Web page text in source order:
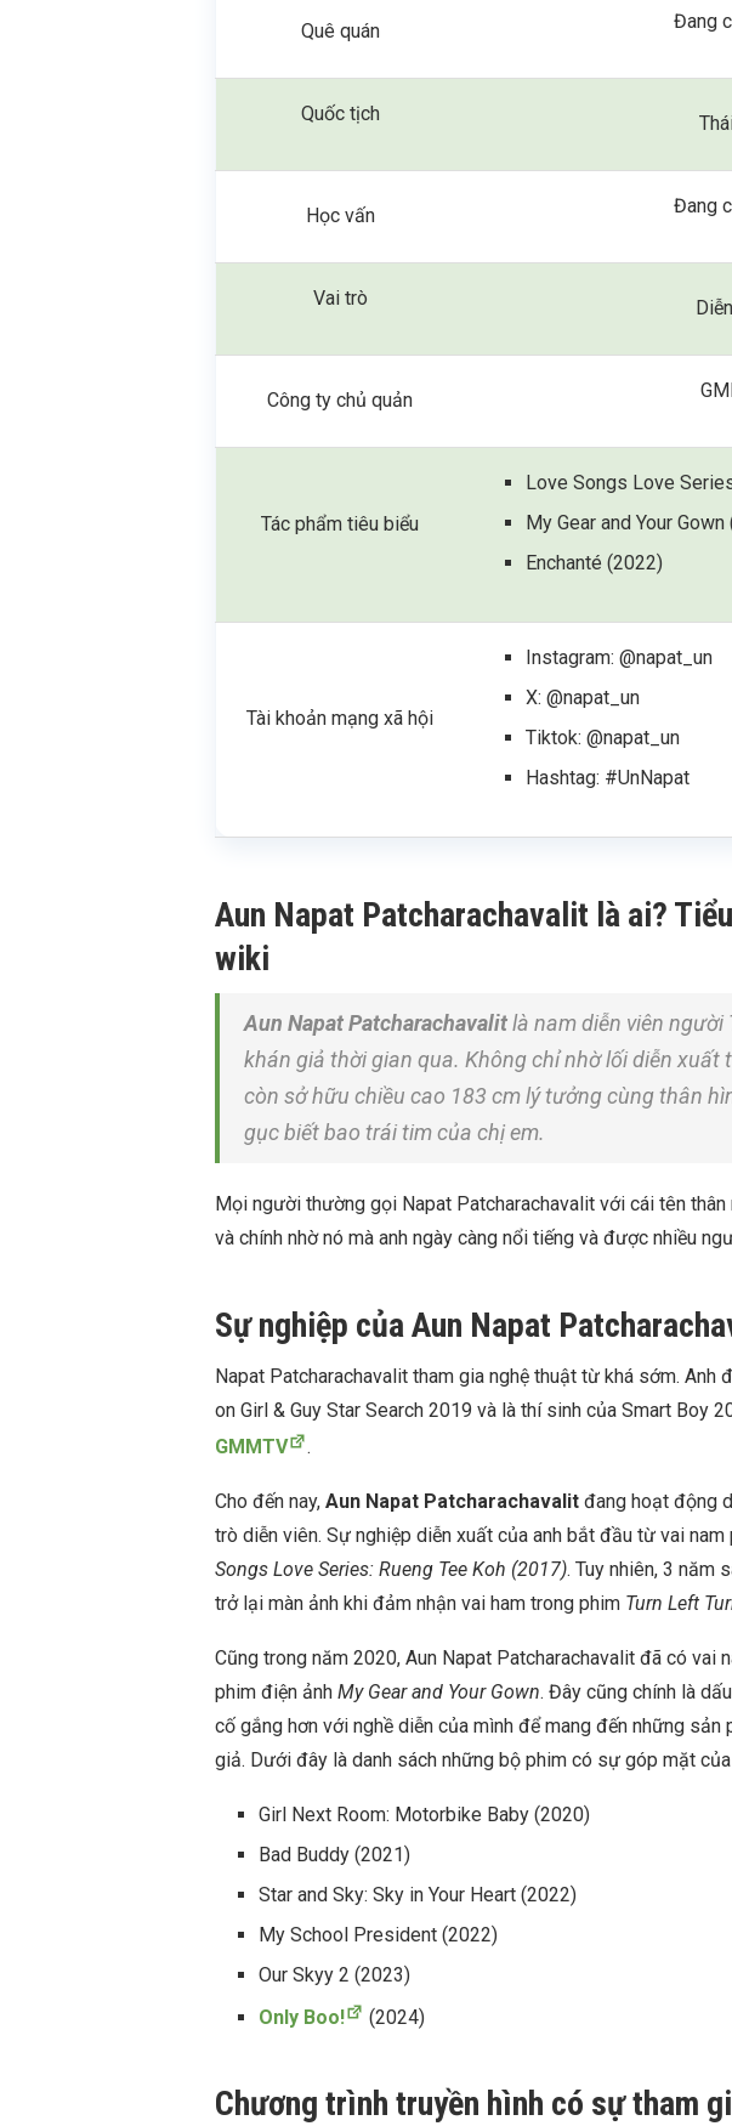
Quê quán Đang
Quốc tịch
Học vấn Đang
Vai trò
Công ty chủ quản
Tác phẩm tiêu biểu
Love Songs Love
My Gear and Your Gown
Enchanté (2022)
Tài khoản mạng xã hội
Instagram: @napat_un
X: @napat_un
Tiktok: @napat_un
Hashtag: #UnNapat
Aun Napat Patcharachavalit là ai?
wiki
Aun Napat Patcharachavalitlà nam diễn viên
khán giả thời gian qua. Không chỉ nhờ lối diễn xuất
còn sở hữu chiều cao 183 cm lý tưởng cùng thân
gục biết bao trái tim của chị em.
Mọi người thường gọi Napat Patcharachavalit với cái tên
và chính nhờ nó mà anh ngày càng nổi tiếng và được nhiều
Sự nghiệp của Aun Napat
Napat Patcharachavalit tham gia nghệ thuật từ khá sớm. Anh
on Girl & Guy Star Search 2019 và là thí sinh của Smart Boy
GMMTV
.
Cho đến nay, Aun Napat Patcharachavalit đang hoạt động
trò diễn viên. Sự nghiệp diễn xuất của anh bắt đầu từ vai
Songs Love Series: Rueng Tee Koh (2017). Tuy nhiên, 3 năm
trở lại màn ảnh khi đảm nhận vai ham trong phim Turn Left
Cũng trong năm 2020, Aun Napat Patcharachavalit đã có vai
phim điện ảnh My Gear and Your Gown. Đây cũng chính là
cố gắng hơn với nghề diễn của mình để mang đến những
giả. Dưới đây là danh sách những bộ phim có sự góp mặt của
Girl Next Room: Motorbike Baby (2020)
Bad Buddy (2021)
Star and Sky: Sky in Your Heart (2022)
My School President (2022)
Our Skyy 2 (2023)
Only Boo!
(2024)
Chương trình truyền hình có sự tham